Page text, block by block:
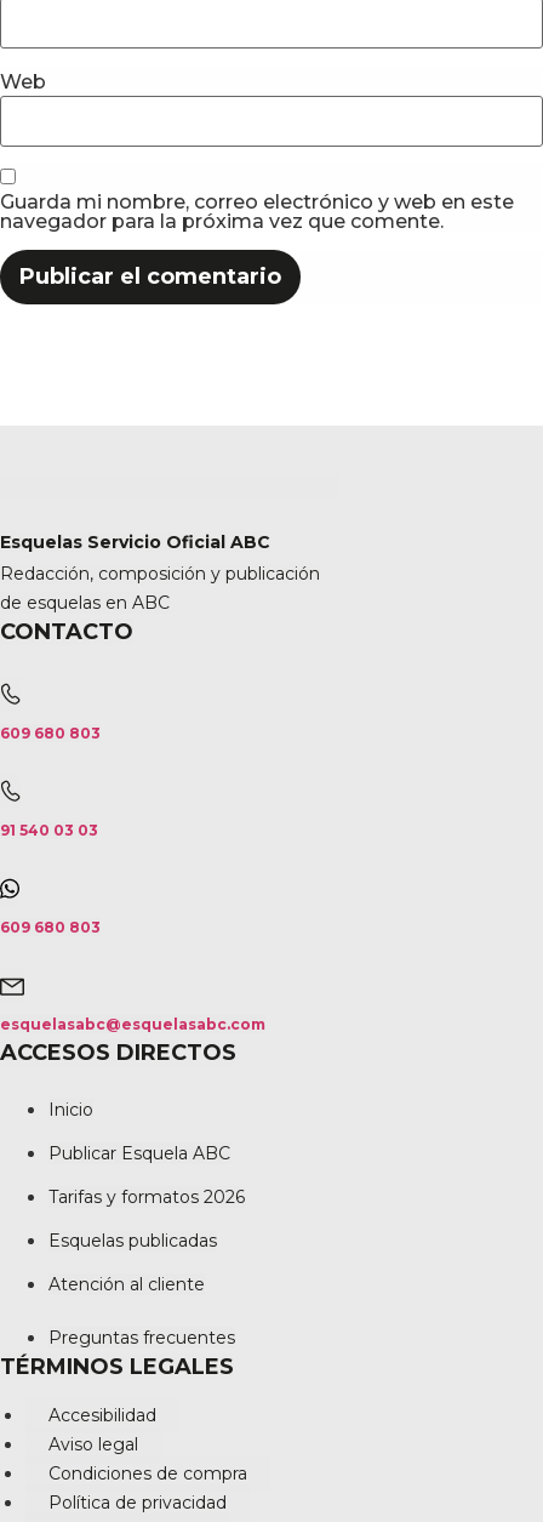
Web
Guarda mi nombre, correo electrónico y web en este
navegador para la próxima vez que comente.
Esquelas Servicio Oficial ABC
Redacción, composición y publicación
de esquelas en ABC
CONTACTO
609 680 803
91 540 03 03
609 680 803
esquelasabc@esquelasabc.com
ACCESOS DIRECTOS
Inicio
Publicar Esquela ABC
Tarifas y formatos 2026
Esquelas publicadas
Atención al cliente
Preguntas frecuentes
TÉRMINOS LEGALES
Accesibilidad
Aviso legal
Condiciones de compra
Política de privacidad